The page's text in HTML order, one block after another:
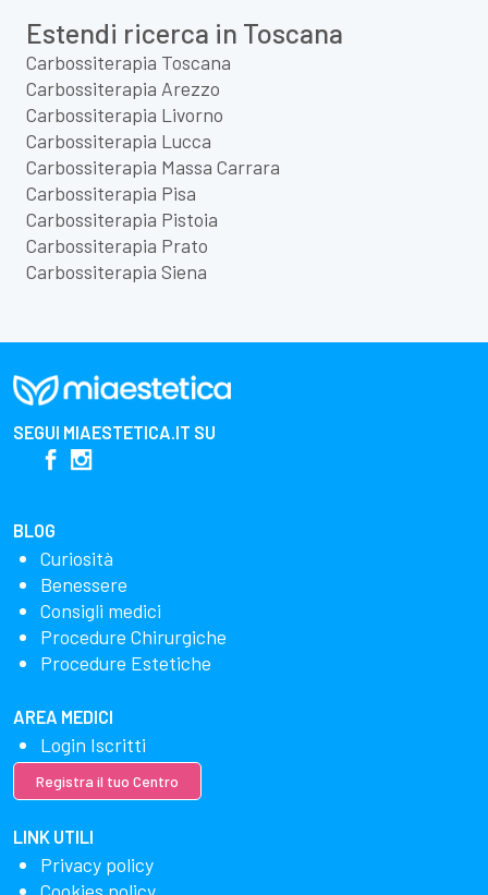
Estendi ricerca in Toscana
Carbossiterapia Toscana
Carbossiterapia Arezzo
Carbossiterapia Livorno
Carbossiterapia Lucca
Carbossiterapia Massa Carrara
Carbossiterapia Pisa
Carbossiterapia Pistoia
Carbossiterapia Prato
Carbossiterapia Siena
SEGUI MIAESTETICA.IT SU
BLOG
Curiosità
Benessere
Consigli medici
Procedure Chirurgiche
Procedure Estetiche
AREA MEDICI
Login Iscritti
Registra il tuo Centro
LINK UTILI
Privacy policy